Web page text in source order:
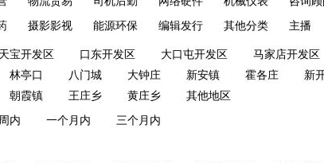
摄影影视 能源环保 编辑发行 其他分类 主播
天宝开发区 口东开发区 大口屯开发区 马家店开发区
林亭口 八门城 大钟庄 新安镇 霍各庄 新
朝霞镇 王庄乡 黄庄乡 其他地区
内 一个月内 三个月内